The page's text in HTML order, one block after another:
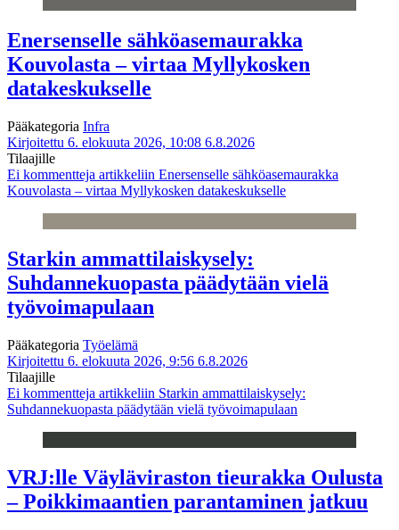
Enersenselle sähköasemaurakka
Kouvolasta – virtaa Myllykosken
datakeskukselle
Pääkategoria Infra
Kirjoitettu 6. elokuuta 2026, 10:08 6.8.2026
Tilaajille
Ei kommentteja artikkeliin Enersenselle sähköasemaurakka
Kouvolasta – virtaa Myllykosken datakeskukselle
Starkin ammattilaiskysely:
Suhdannekuopasta päädytään vielä
työvoimapulaan
Pääkategoria Työelämä
Kirjoitettu 6. elokuuta 2026, 9:56 6.8.2026
Tilaajille
Ei kommentteja artikkeliin Starkin ammattilaiskysely:
Suhdannekuopasta päädytään vielä työvoimapulaan
VRJ:lle Väyläviraston tieurakka Oulusta
– Poikkimaantien parantaminen jatkuu